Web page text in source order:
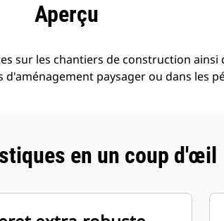
Aperçu
sur les chantiers de construction
paysager ou dans les
en un coup d'œil